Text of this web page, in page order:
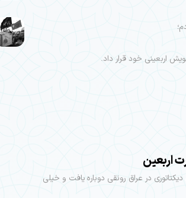
اربعینی خود قرار داد.
اربعین
در عراق رونقی دوباره یافت و خیلی